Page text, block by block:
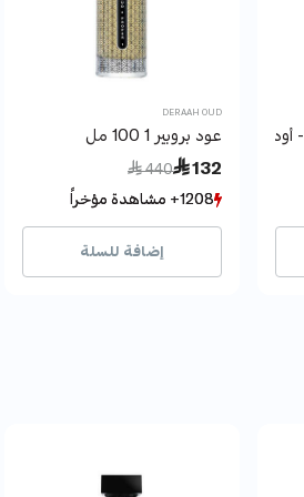
DERAAH OUD
عود بروبير 1 100 مل
 132
Price reduced from
 440
to
1208+ مشاهدة مؤخراً
1157+ بيع مؤخراً
1208+ مشاهدة مؤخراً
1157+ بيع مؤخراً
إضافة للسلة